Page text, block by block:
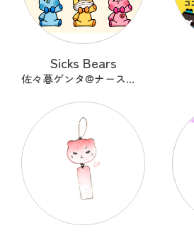
Sicks Bears
佐々暮ゲンタ@ナース兼描き